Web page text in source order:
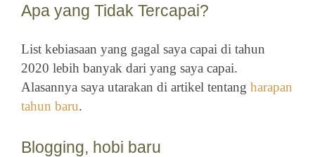
Apa yang Tidak Tercapai?
List kebiasaan yang gagal saya capai di tahun
2020 lebih banyak dari yang saya capai.
Alasannya saya utarakan di artikel tentang harapan
tahun baru.
Blogging, hobi baru